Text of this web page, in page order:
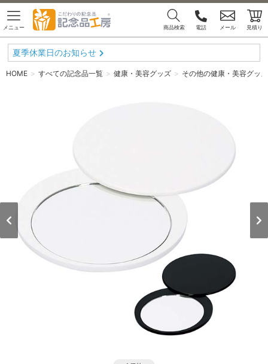
メニュー 商品検索 電話 メール 見積り
夏季休業日のお知らせ
HOME すべての記念品一覧 健康・美容グッズ その他の健康・美容グッズ